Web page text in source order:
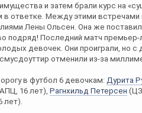
и затем брали курс на
в ответке. Между этими
Лены Ольсен. Она же
подряд! Последний матч
девочек. Они проиграли, но
отменили из-за
в футбол 6 девочкам: Дурита
16 лет), Рагнхильд Петерсен
лет).